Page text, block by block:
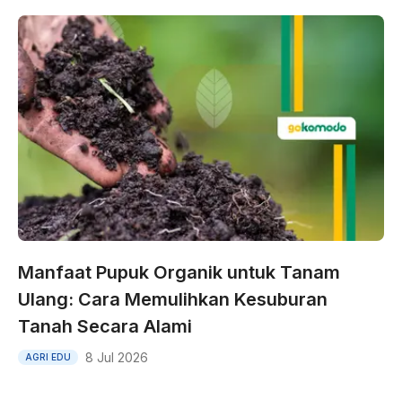
Manfaat Pupuk Organik untuk Tanam
Ulang: Cara Memulihkan Kesuburan
Tanah Secara Alami
AGRI EDU 8 Jul 2026